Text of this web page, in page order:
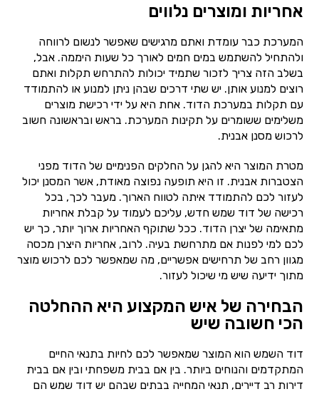
אחריות ומוצרים נלווים
המערכת כבר עומדת ואתם מרגישים שאפשר לנשום לרווחה
ולהתחיל להשתמש במים חמים לאורך כל שעות היממה. אבל,
בשלב הזה צריך לזכור שתמיד יכולות להתרחש תקלות ואתם
רוצים למנוע אותן. יש שתי דרכים שבהן ניתן למנוע או להתמודד
עם תקלות במערכת הדוד. אחת היא על ידי רכישת מוצרים
משלימים ששומרים על תקינות המערכת. בראש ובראשונה חשוב
לרכוש מסנן אבנית.
מטרת המוצר היא להגן על החלקים הפנימיים של הדוד מפני
הצטברות אבנית. זו היא תופעה נפוצה מאודת, אשר המסנן יכול
לעזור לכם להתמודד איתה לטווח הארוך. מעבר לכך, בכל
רכישה של דוד שמש חדש, עליכם לעמוד על קבלת אחריות
מתאימה של יצרן הדוד. ככל שתוקף האחריות ארוך יותר, כך יש
לכם למי לפנות אם מתרחשת בעיה. לרוב, אחריות היצרן מכסה
מגוון רחב של תרחישים אפשריים, מה שמאפשר לכם לרכוש מוצר
מתוך ידיעה שיש מי שיכול לעזור.
הבחירה של איש המקצוע היא ההחלטה
הכי חשובה שיש
דוד השמש הוא המוצר שמאפשר לכם לחיות בתנאי החיים
המתקדמים והנוחים ביותר. בין אם בבית משפחתי ובין אם בבית
דירות רב דיירים, תנאי המחייה בבתים שבהם יש דוד שמש הם